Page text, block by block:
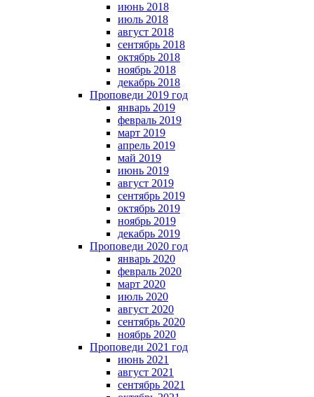
июнь 2018
июль 2018
август 2018
сентябрь 2018
октябрь 2018
ноябрь 2018
декабрь 2018
Проповеди 2019 год
январь 2019
февраль 2019
март 2019
апрель 2019
май 2019
июнь 2019
август 2019
сентябрь 2019
октябрь 2019
ноябрь 2019
декабрь 2019
Проповеди 2020 год
январь 2020
февраль 2020
март 2020
июль 2020
август 2020
сентябрь 2020
ноябрь 2020
Проповеди 2021 год
июнь 2021
август 2021
сентябрь 2021